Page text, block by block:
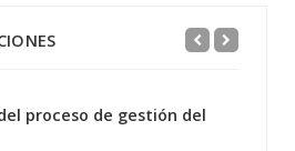
proceso de gestión del